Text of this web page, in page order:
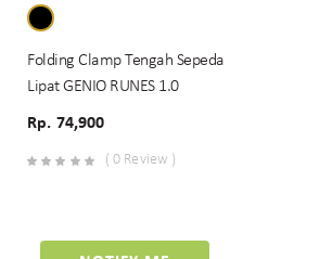
Folding Clamp Tengah Sepeda
Lipat GENIO RUNES 1.0
Rp. 74,900
( 0 Review )